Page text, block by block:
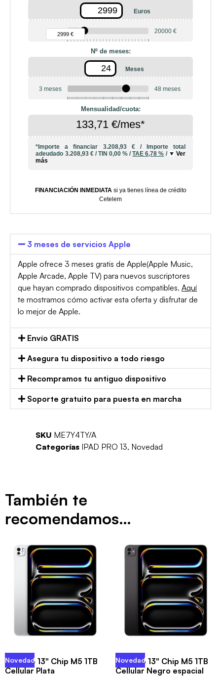
Euros
90 €2999 € 20000 €
Nº de meses:
Meses
3 meses 48 meses
Mensualidad/cuota:
133,71 €/mes*
*Importe a financiar 3.208,93 € /
Importe total
adeudado 3.208,93 €/TIN 0,00 % /TAE6,78 % /
Ver
más
FINANCIACIÓN INMEDIATA si ya tienes línea de crédito
Cetelem
3 meses de servicios Apple
Apple ofrece 3 meses gratis de Apple(Apple Music,
Apple Arcade, Apple TV) para nuevos suscriptores
que hayan comprado dispositivos compatibles. Aquí
te mostramos cómo activar esta oferta y disfrutar de
lo mejor de Apple.
Envío GRATIS
Asegura tu dispositivo a todo riesgo
Recompramos tu antiguo dispositivo
Soporte gratuito para puesta en marcha
SKU ME7Y4TY/A
Categorías IPAD PRO 13, Novedad
También te
recomendamos…
Novedad
iPad Pro 13" Chip M5 1TB
Cellular Plata
Novedad
iPad Pro 13" Chip M5 1TB
Cellular Negro espacial